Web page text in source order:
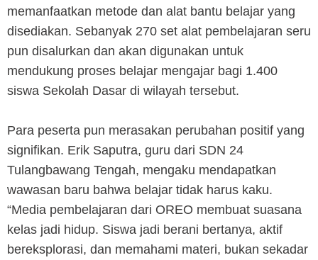
memanfaatkan metode dan alat bantu belajar yang
disediakan. Sebanyak 270 set alat pembelajaran seru
pun disalurkan dan akan digunakan untuk
mendukung proses belajar mengajar bagi 1.400
siswa Sekolah Dasar di wilayah tersebut.
Para peserta pun merasakan perubahan positif yang
signifikan. Erik Saputra, guru dari SDN 24
Tulangbawang Tengah, mengaku mendapatkan
wawasan baru bahwa belajar tidak harus kaku.
“Media pembelajaran dari OREO membuat suasana
kelas jadi hidup. Siswa jadi berani bertanya, aktif
bereksplorasi, dan memahami materi, bukan sekadar